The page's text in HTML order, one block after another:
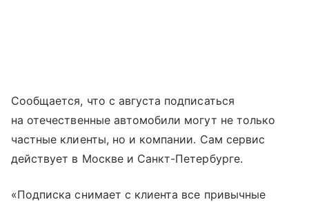
Сообщается, что с августа подписаться
на отечественные автомобили могут не только
частные клиенты, но и компании. Сам сервис
действует в Москве и Санкт-Петербурге.
«Подписка снимает с клиента все привычные